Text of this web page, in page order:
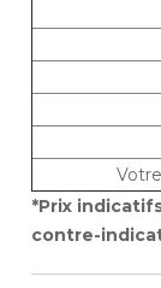
*Prix
contre-